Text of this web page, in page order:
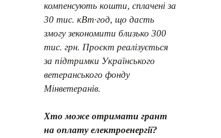
компенсують кошти, сплачені за
30 тис. кВт∙год, що дасть
змогу зекономити близько 300
тис. грн. Проєкт реалізується
за підтримки Українського
ветеранського фонду
Мінветеранів.
Хто може отримати грант
на оплату електроенергії?